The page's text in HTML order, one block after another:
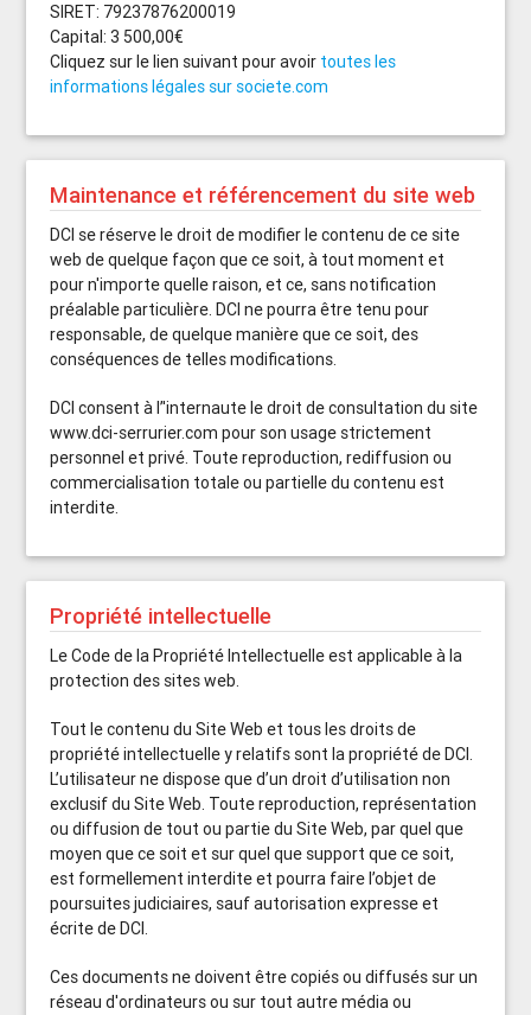
SIRET: 79237876200019
Capital: 3 500,00€
Cliquez sur le lien suivant pour avoir toutes les
informations légales sur societe.com
Maintenance et référencement du site web
DCI se réserve le droit de modifier le contenu de ce site
web de quelque façon que ce soit, à tout moment et
pour n'importe quelle raison, et ce, sans notification
préalable particulière. DCI ne pourra être tenu pour
responsable, de quelque manière que ce soit, des
conséquences de telles modifications.
DCI consent à l’'internaute le droit de consultation du site
www.dci-serrurier.com pour son usage strictement
personnel et privé. Toute reproduction, rediffusion ou
commercialisation totale ou partielle du contenu est
interdite.
Propriété intellectuelle
Le Code de la Propriété Intellectuelle est applicable à la
protection des sites web.
Tout le contenu du Site Web et tous les droits de
propriété intellectuelle y relatifs sont la propriété de DCI.
L’utilisateur ne dispose que d’un droit d’utilisation non
exclusif du Site Web. Toute reproduction, représentation
ou diffusion de tout ou partie du Site Web, par quel que
moyen que ce soit et sur quel que support que ce soit,
est formellement interdite et pourra faire l’objet de
poursuites judiciaires, sauf autorisation expresse et
écrite de DCI.
Ces documents ne doivent être copiés ou diffusés sur un
réseau d'ordinateurs ou sur tout autre média ou